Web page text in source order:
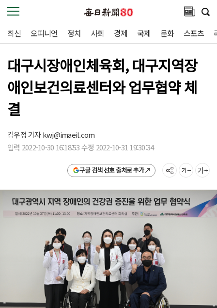
최신 오피니언 정치 사회 경제 국제 문화 스포츠
대구시장애인체육회, 대구지역장
애인보건의료센터와 업무협약 체
결
김우정 기자kwj@imaeil.com
입력 2022-10-30 16:18:53 수정 2022-10-31 19:30:34
구글 검색 선호 출처로 추가